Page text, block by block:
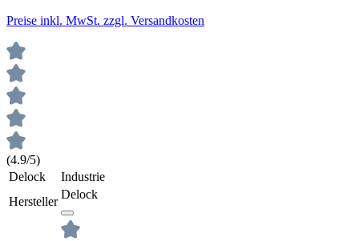
Preise inkl. MwSt. zzgl. Versandkosten
(4.9/5)
Delock
Industrie
Hersteller
Delock